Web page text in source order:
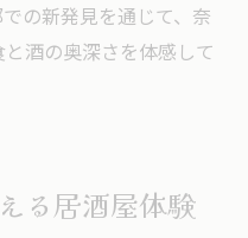
の新発見を通じて、奈
酒の奥深さを体感して
る居酒屋体験